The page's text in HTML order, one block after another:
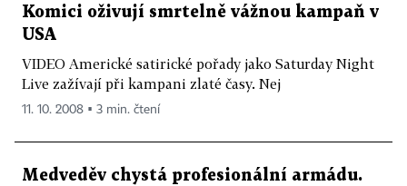
Komici oživují smrtelně vážnou kampaň v
USA
VIDEO Americké satirické pořady jako Saturday Night
Live zažívají při kampani zlaté časy. Nej
11. 10. 2008 ▪ 3 min. čtení
Medveděv chystá profesionální armádu.